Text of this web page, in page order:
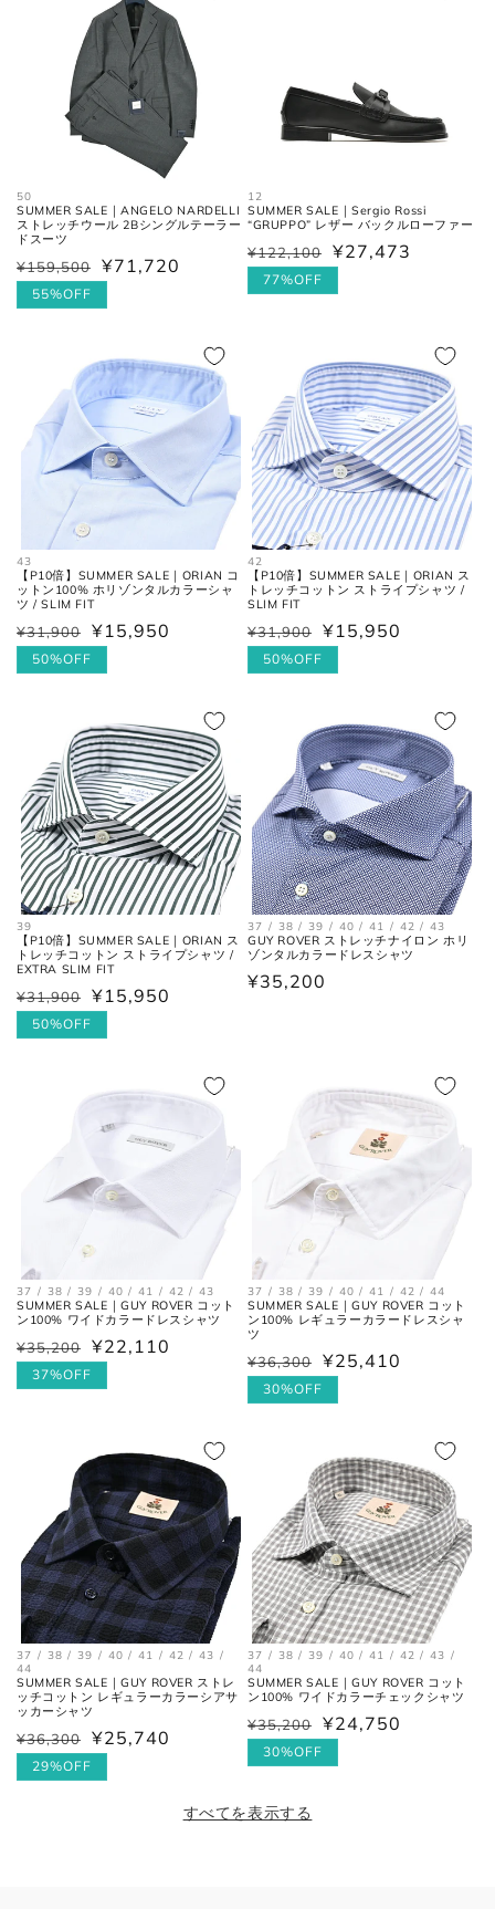
50
SUMMER SALE｜ANGELO NARDELLI
ストレッチウール 2Bシングルテーラー
ドスーツ
通
常
¥159,500
セ
ー
¥71,720
55%OFF
12
SUMMER SALE｜Sergio Rossi
“GRUPPO” レザー バックルローファー
通
常
¥122,100
セ
ー
¥27,473
77%OFF
43
【P10倍】SUMMER SALE｜ORIAN コ
ットン100% ホリゾンタルカラーシャ
ツ / SLIM FIT
通
常
¥31,900
セ
ー
¥15,950
50%OFF
42
【P10倍】SUMMER SALE｜ORIAN ス
トレッチコットン ストライプシャツ /
SLIM FIT
通
常
¥31,900
セ
ー
¥15,950
50%OFF
39
【P10倍】SUMMER SALE｜ORIAN ス
トレッチコットン ストライプシャツ /
EXTRA SLIM FIT
通
常
¥31,900
セ
ー
¥15,950
50%OFF
37 / 38 / 39 / 40 / 41 / 42 / 43
GUY ROVER ストレッチナイロン ホリ
ゾンタルカラードレスシャツ
通
¥35,200
37 / 38 / 39 / 40 / 41 / 42 / 43
SUMMER SALE｜GUY ROVER コット
ン100% ワイドカラードレスシャツ
通
常
¥35,200
セ
ー
¥22,110
37%OFF
37 / 38 / 39 / 40 / 41 / 42 / 44
SUMMER SALE｜GUY ROVER コット
ン100% レギュラーカラードレスシャ
ツ
通
常
¥36,300
セ
ー
¥25,410
30%OFF
37 / 38 / 39 / 40 / 41 / 42 / 43 /
44
SUMMER SALE｜GUY ROVER ストレ
ッチコットン レギュラーカラーシアサ
ッカーシャツ
通
常
¥36,300
セ
ー
¥25,740
29%OFF
37 / 38 / 39 / 40 / 41 / 42 / 43 /
44
SUMMER SALE｜GUY ROVER コット
ン100% ワイドカラーチェックシャツ
通
常
格
¥35,200
セ
ー
価
¥24,750
30%OFF
すべてを表示する
太腿幅
(ワタリ
幅)
股下の縫い目の交点から、5cm裾
方向へ下がった位置の端と端を結
んだ長さ。
裾幅 裾の端と端を結んだ長さ。
大剣の剣先幅。
シューズ
全長
アウトソールに沿って前後の先端
を結んだ長さ。
一番張り出しているアウトソール
ヒール
高さ
ヒールの上端と下端を結んだ長
さ。
お直しについては